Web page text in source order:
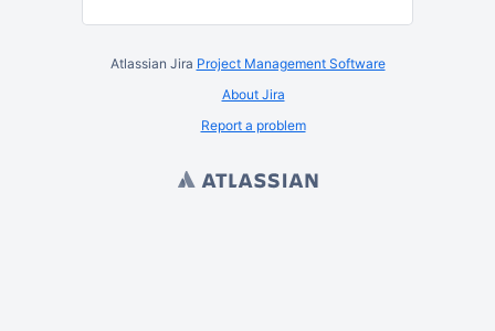
Atlassian Jira Project Management Software
About Jira
Report a problem